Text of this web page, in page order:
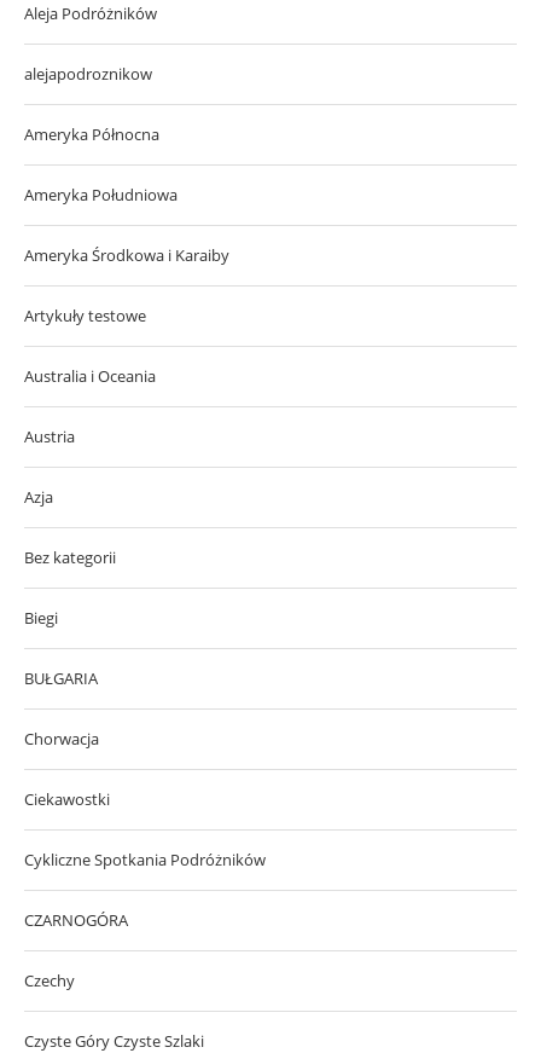
Aleja Podróżników
alejapodroznikow
Ameryka Północna
Ameryka Południowa
Ameryka Środkowa i Karaiby
Artykuły testowe
Australia i Oceania
Austria
Azja
Bez kategorii
Biegi
BUŁGARIA
Chorwacja
Ciekawostki
Cykliczne Spotkania Podróżników
CZARNOGÓRA
Czechy
Czyste Góry Czyste Szlaki